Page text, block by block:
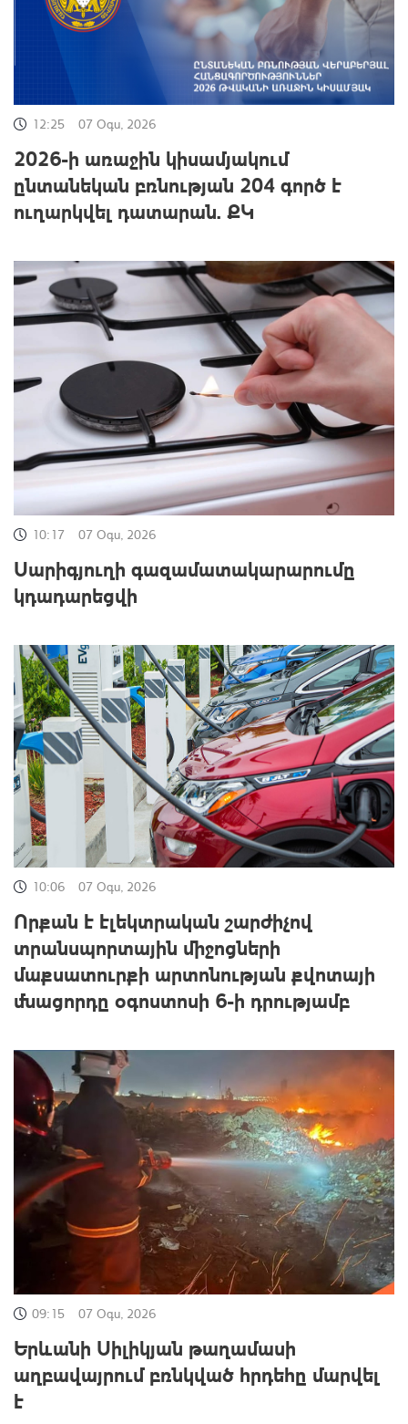
12:25 07 Օգս, 2026
2026-ի առաջին կիսամյակում
ընտանեկան բռնության 204 գործ է
ուղարկվել դատարան. ՔԿ
10:17 07 Օգս, 2026
Սարիգյուղի գազամատակարարումը
կդադարեցվի
10:06 07 Օգս, 2026
Որքան է էլեկտրական շարժիչով
տրանսպորտային միջոցների
մաքսատուրքի արտոնության քվոտայի
մնացորդը օգոստոսի 6-ի դրությամբ
09:15 07 Օգս, 2026
Երևանի Սիլիկյան թաղամասի
աղբավայրում բռնկված հրդեհը մարվել
է